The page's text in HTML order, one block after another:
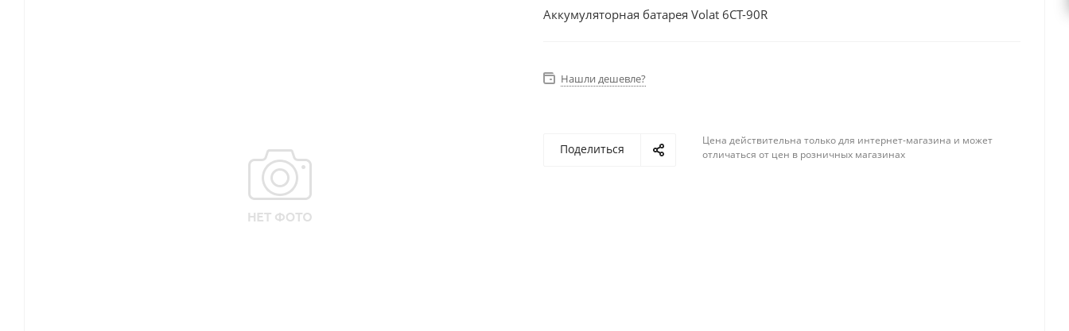
Аккумуляторная батарея Volat 6CT-90R
Нашли дешевле?
Поделиться
Цена действительна только для интернет-магазина и может
отличаться от цен в розничных магазинах